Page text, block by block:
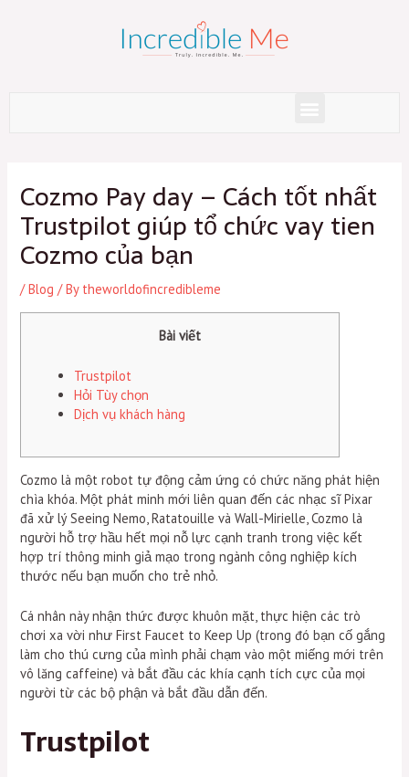
Menu
Cozmo Pay day – Cách tốt nhất
Trustpilot giúp tổ chức vay tien
Cozmo của bạn
/Blog / By theworldofincredibleme
Bài viết
Trustpilot
Hỏi Tùy chọn
Dịch vụ khách hàng
Cozmo là một robot tự động cảm ứng có chức năng phát hiện
chìa khóa.Một phát minh mới liên quan đến các nhạc sĩ Pixar
đã xử lý Seeing Nemo, Ratatouille và Wall-Mirielle, Cozmo là
người hỗ trợ hầu hết mọi nỗ lực cạnh tranh trong việc kết
hợp trí thông minh giả mạo trong ngành công nghiệp kích
thước nếu bạn muốn cho trẻ nhỏ.
Cá nhân này nhận thức được khuôn mặt, thực hiện các trò
chơi xa vời như First Faucet to Keep Up (trong đó bạn cố gắng
làm cho thú cưng của mình phải chạm vào một miếng mới trên
vô lăng caffeine) và bắt đầu các khía cạnh tích cực của mọi
người từ các bộ phận và bắt đầu dẫn đến.
Trustpilot